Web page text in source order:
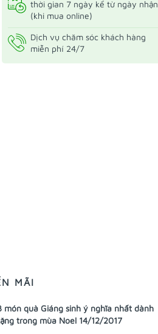
thời gian 7 ngày kể từ ngày nhận
(khi mua online)
Dịch vụ chăm sóc khách hàng
miễn phí 24/7
MÃI
món quà Giáng sinh ý nghĩa nhất dành
trong mùa Noel 14/12/2017